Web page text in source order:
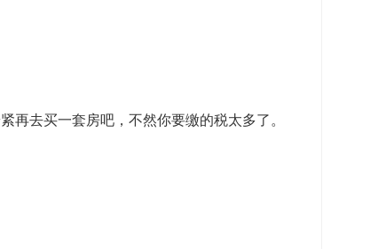
再去买一套房吧，不然你要缴的税太多了。